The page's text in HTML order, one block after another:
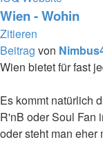
Wien - Wohin
Zitieren
Beitrag von
Wien bietet für fast
Es kommt natürlich
R'nB oder Soul Fan
oder steht man eher